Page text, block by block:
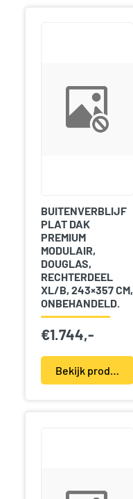
BUITENVERBLIJF
PLAT DAK
PREMIUM
MODULAIR,
DOUGLAS,
RECHTERDEEL
XL/B, 243×357 CM,
ONBEHANDELD.
€1.744,-